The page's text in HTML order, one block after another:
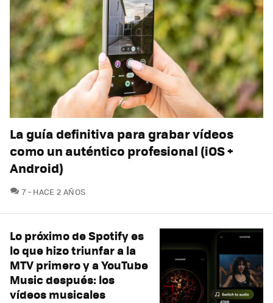
La guía definitiva para grabar vídeos
como un auténtico profesional (iOS +
Android)
7COMENTARIOS
HACE 2 AÑOS
Lo próximo de Spotify es
lo que hizo triunfar a la
MTV primero y a YouTube
Music después: los
vídeos musicales